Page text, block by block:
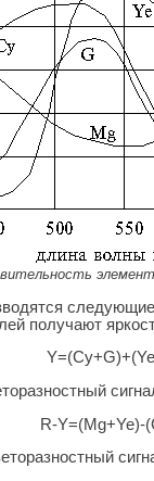
получают
R-Y=(Mg+Ye)-